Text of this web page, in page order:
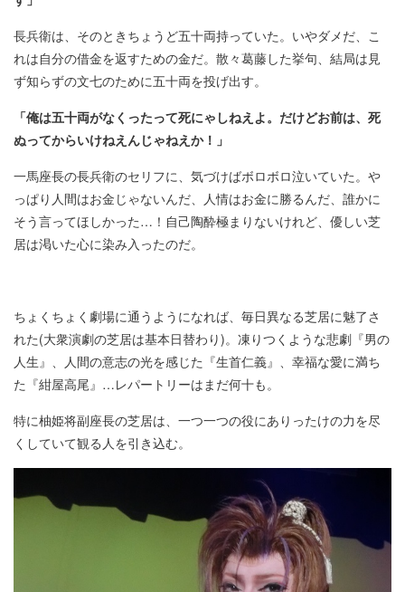
長兵衛は、そのときちょうど五十両持っていた。いやダメだ、こ
れは自分の借金を返すための金だ。散々葛藤した挙句、結局は見
ず知らずの文七のために五十両を投げ出す。
「俺は五十両がなくったって死にゃしねえよ。だけどお前は、死
ぬってからいけねえんじゃねえか！」
一馬座長の長兵衛のセリフに、気づけばボロボロ泣いていた。や
っぱり人間はお金じゃないんだ、人情はお金に勝るんだ、誰かに
そう言ってほしかった…！自己陶酔極まりないけれど、優しい芝
居は渇いた心に染み入ったのだ。
ちょくちょく劇場に通うようになれば、毎日異なる芝居に魅了さ
れた(大衆演劇の芝居は基本日替わり)。凍りつくような悲劇『男の
人生』、人間の意志の光を感じた『生首仁義』、幸福な愛に満ち
た『紺屋高尾』…レパートリーはまだ何十も。
特に柚姫将副座長の芝居は、一つ一つの役にありったけの力を尽
くしていて観る人を引き込む。